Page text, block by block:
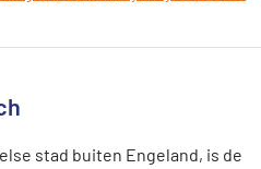
stad buiten Engeland, is de